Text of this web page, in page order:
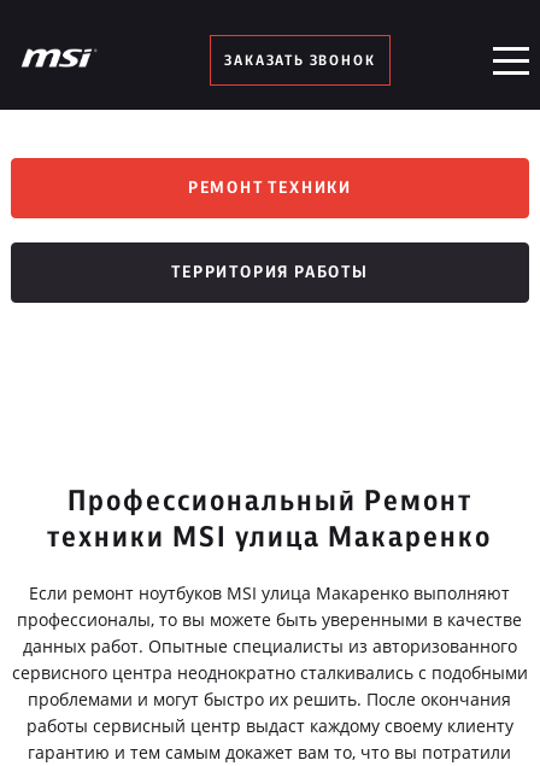
ЗАКАЗАТЬ ЗВОНОК
РЕМОНТ ТЕХНИКИ
ТЕРРИТОРИЯ РАБОТЫ
Профессиональный Ремонт
техники MSI улица Макаренко
Если ремонт ноутбуков MSI улица Макаренко выполняют
профессионалы, то вы можете быть уверенными в качестве
данных работ. Опытные специалисты из авторизованного
сервисного центра неоднократно сталкивались с подобными
проблемами и могут быстро их решить. После окончания
работы сервисный центр выдаст каждому своему клиенту
гарантию и тем самым докажет вам то, что вы потратили